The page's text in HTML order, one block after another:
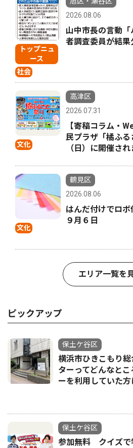
トップニュ
ース
社会
2026.08.06
山中市長の言動
者調査委員が結果
文化
高津区
2026.07.31
【寄稿コラム・
民プラザ「橘ふる
（日）に開催され
文化
鶴見区
2026.08.06
はんだ付けでロ
９月６日
エリア一覧を
ピックアップ
保土ケ谷区
横浜市ひきこもり
ターってどんなと
ーを利用していた
保土ケ谷区
参加無料 クイズで